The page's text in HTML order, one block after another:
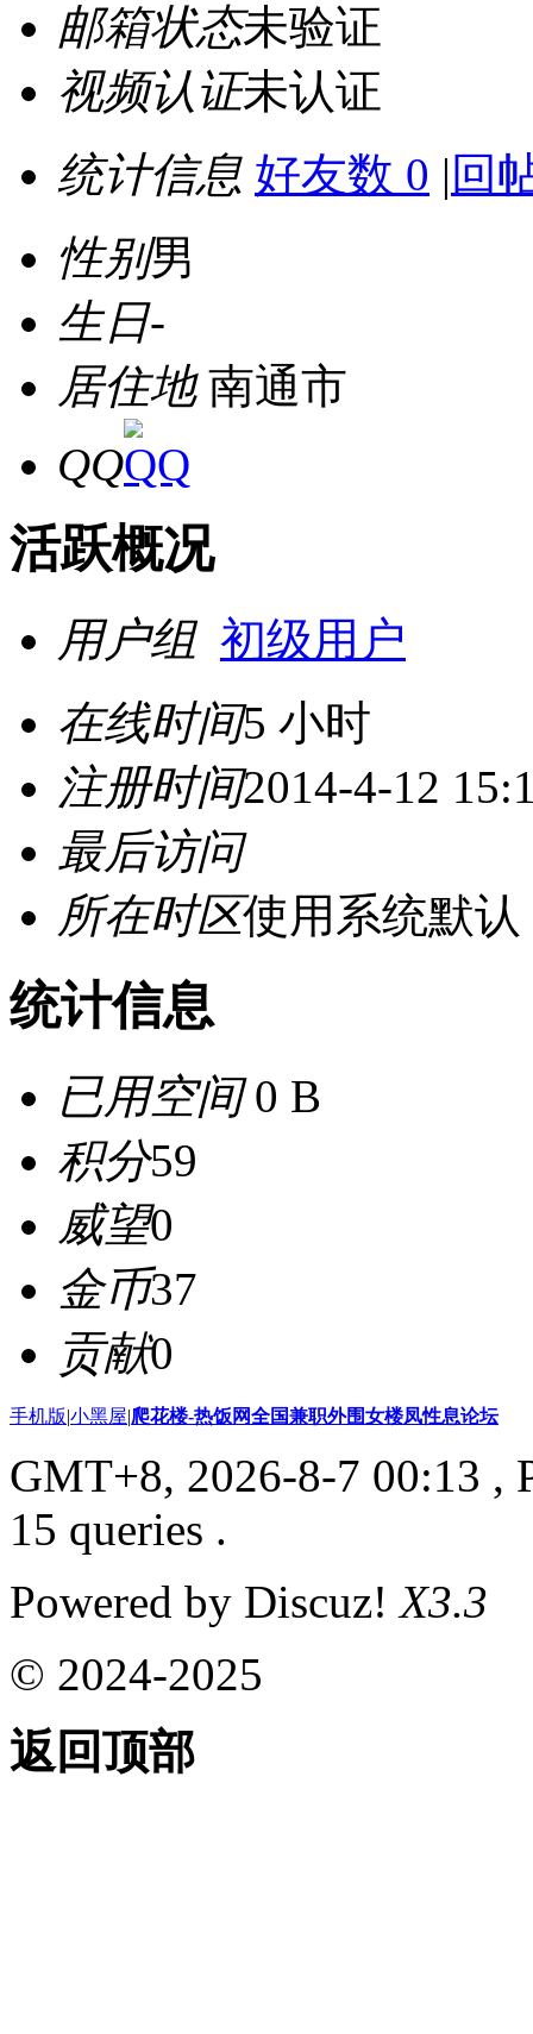
邮箱状态未验证
视频认证未认证
统计信息 好友数 0 | 回
性别男
生日-
居住地南通市
QQ
活跃概况
用户组 初级用户
在线时间5 小时
注册时间2014-4-12
最后访问
所在时区使用系统默认
统计信息
已用空间0 B
积分59
威望0
金币37
贡献0
手机版|小黑屋|爬花楼-热饭网全国兼职外围女楼凤性息论坛
GMT+8, 2026-8-7 00:13 ,
15 queries .
Powered by Discuz!X3.3
© 2024-2025
返回顶部